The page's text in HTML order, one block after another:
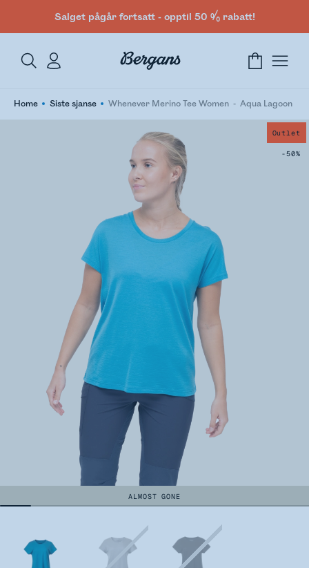
Salget pågår fortsatt - opptil 50 % rabatt!
Home Siste sjanse Whenever Merino Tee Women Aqua Lagoon
Outlet
-50%
ALMOST GONE